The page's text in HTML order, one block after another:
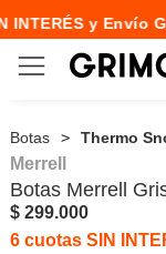
INTERÉS y Envío
Botas Thermo
Merrell
Botas Merrell
$ 299.000
6 cuotas SIN